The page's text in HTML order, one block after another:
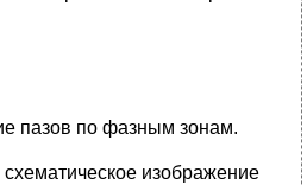
пазов по фазным зонам.
изображение